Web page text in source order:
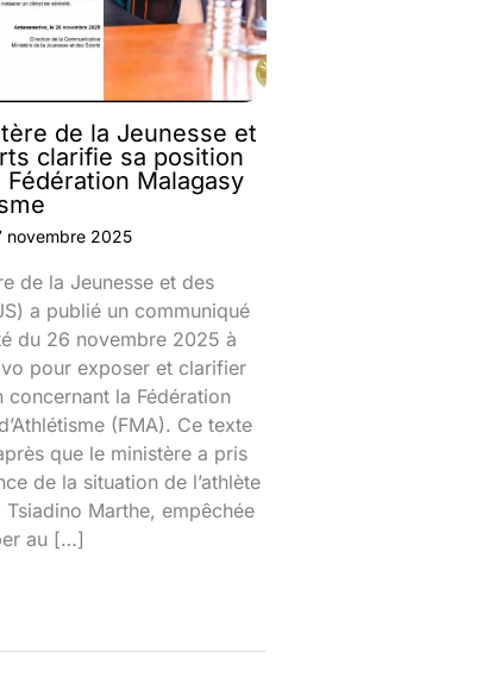
de la Jeunesse et
clarifie sa position
Fédération Malagasy
novembre 2025
de la Jeunesse et des
a publié un communiqué
du 26 novembre 2025 à
pour exposer et clarifier
concernant la Fédération
(FMA). Ce texte
que le ministère a pris
de la situation de l’athlète
Tsiadino Marthe, empêchée
au […]